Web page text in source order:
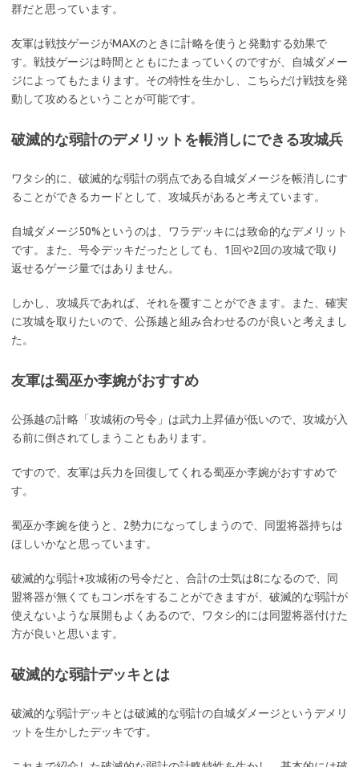
群だと思っています。
友軍は戦技ゲージがMAXのときに計略を使うと発動する効果で
す。戦技ゲージは時間とともにたまっていくのですが、自城ダメー
ジによってもたまります。その特性を生かし、こちらだけ戦技を発
動して攻めるということが可能です。
破滅的な弱計のデメリットを帳消しにできる攻城兵
ワタシ的に、破滅的な弱計の弱点である自城ダメージを帳消しにす
ることができるカードとして、攻城兵があると考えています。
自城ダメージ50%というのは、ワラデッキには致命的なデメリット
です。また、号令デッキだったとしても、1回や2回の攻城で取り
返せるゲージ量ではありません。
しかし、攻城兵であれば、それを覆すことができます。また、確実
に攻城を取りたいので、公孫越と組み合わせるのが良いと考えまし
た。
友軍は蜀巫か李婉がおすすめ
公孫越の計略「攻城術の号令」は武力上昇値が低いので、攻城が入
る前に倒されてしまうこともあります。
ですので、友軍は兵力を回復してくれる蜀巫か李婉がおすすめで
す。
蜀巫か李婉を使うと、2勢力になってしまうので、同盟将器持ちは
ほしいかなと思っています。
破滅的な弱計+攻城術の号令だと、合計の士気は8になるので、同
盟将器が無くてもコンボをすることができますが、破滅的な弱計が
使えないような展開もよくあるので、ワタシ的には同盟将器付けた
方が良いと思います。
破滅的な弱計デッキとは
破滅的な弱計デッキとは破滅的な弱計の自城ダメージというデメリ
ットを生かしたデッキです。